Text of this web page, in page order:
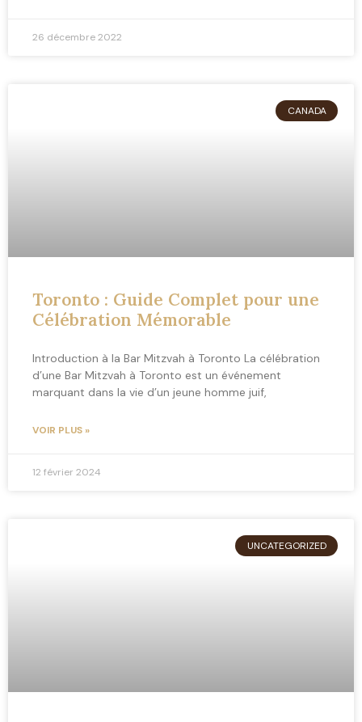
26 décembre 2022
CANADA
Toronto : Guide Complet pour une
Célébration Mémorable
Introduction à la Bar Mitzvah à Toronto La célébration
d’une Bar Mitzvah à Toronto est un événement
marquant dans la vie d’un jeune homme juif,
VOIR PLUS »
12 février 2024
UNCATEGORIZED